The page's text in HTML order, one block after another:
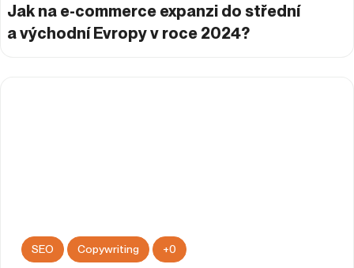
Jak na e-commerce expanzi do střední
a východní Evropy v roce 2024?
SEO Copywriting +0